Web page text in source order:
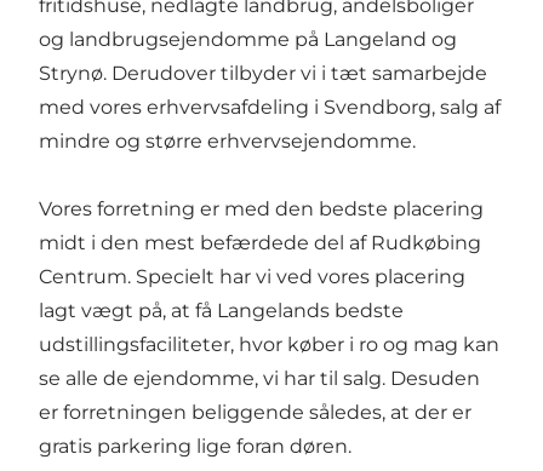
fritidshuse, nedlagte landbrug, andelsboliger
og landbrugsejendomme på Langeland og
Strynø. Derudover tilbyder vi i tæt samarbejde
med vores erhvervsafdeling i Svendborg, salg af
mindre og større erhvervsejendomme.
Vores forretning er med den bedste placering
midt i den mest befærdede del af Rudkøbing
Centrum. Specielt har vi ved vores placering
lagt vægt på, at få Langelands bedste
udstillingsfaciliteter, hvor køber i ro og mag kan
se alle de ejendomme, vi har til salg. Desuden
er forretningen beliggende således, at der er
gratis parkering lige foran døren.